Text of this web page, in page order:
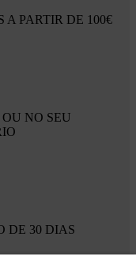
A PARTIR DE 100€
NO SEU
DE 30 DIAS